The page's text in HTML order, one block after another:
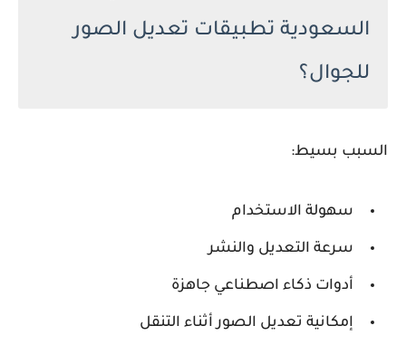
السعودية تطبيقات تعديل الصور
للجوال؟
السبب بسيط:
سهولة الاستخدام
سرعة التعديل والنشر
أدوات ذكاء اصطناعي جاهزة
إمكانية تعديل الصور أثناء التنقل